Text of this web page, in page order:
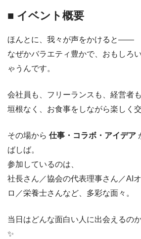
■ イベント概要
ほんとに、我々が声をかけると――
なぜかバラエティ豊かで、おもしろ
ゃうんです。
会社員も、フリーランスも、経営者も
垣根なく、お食事をしながら楽しく
その場から 仕事・コラボ・アイデア
ばしば。
参加しているのは、
社長さん／協会の代表理事さん／AI
ロ／栄養士さんなど、多彩な面々。
当日はどんな面白い人に出会えるの
✨